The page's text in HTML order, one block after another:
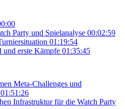
Party und Spielanalyse 00:02:59
01:19:54
und erste Kämpfe 01:35:45
Meta-Challenges und
01:51:26
Infrastruktur für die Watch Party